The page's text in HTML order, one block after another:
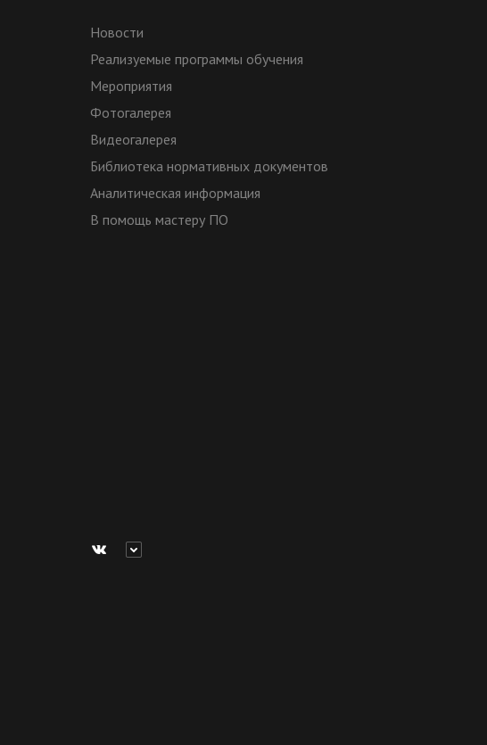
Новости
Реализуемые программы обучения
Мероприятия
Фотогалерея
Видеогалерея
Библиотека нормативных документов
Аналитическая информация
В помощь мастеру ПО